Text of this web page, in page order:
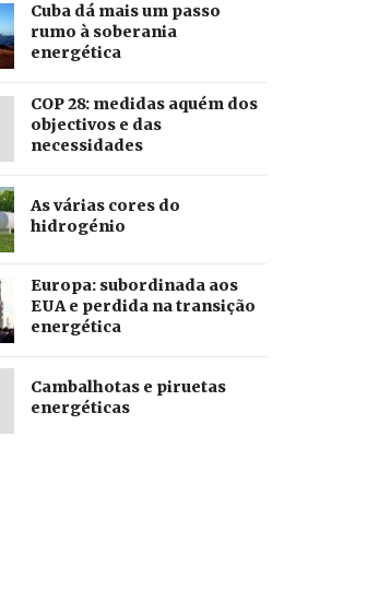
Cuba dá mais um passo
rumo à soberania
energética
COP 28: medidas aquém dos
objectivos e das
necessidades
As várias cores do
hidrogénio
Europa: subordinada aos
EUA e perdida na transição
energética
Cambalhotas e piruetas
energéticas